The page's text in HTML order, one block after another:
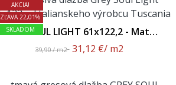
AKCIA!
ZĽAVA 22,01%
SKLADOM
GREY SOUL LIGHT 61x122,2 - Matný
Povrch
39,90 / m2 31,12 €/ m2